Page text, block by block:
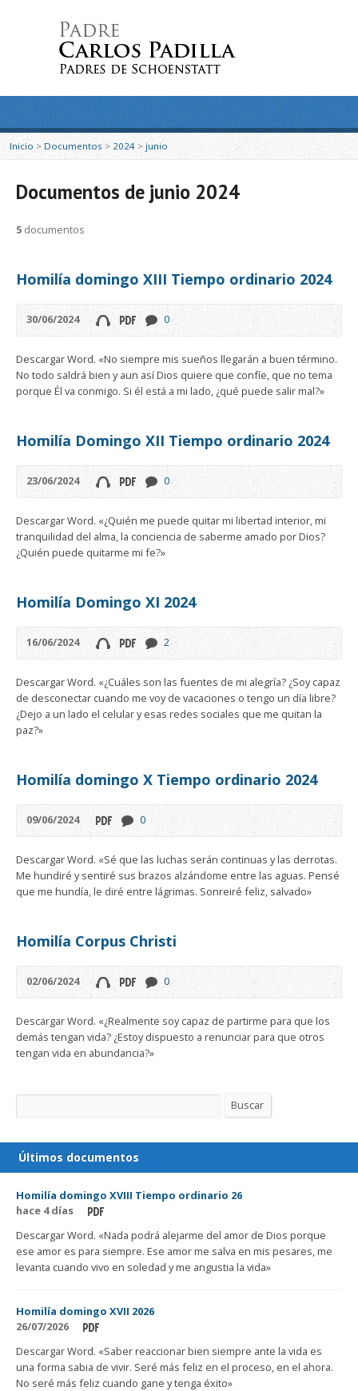
Inicio >Documentos> 2024 > junio
Documentos de junio 2024
5 documentos
Homilía domingo XIII Tiempo ordinario 2024
30/06/2024 0
Descargar Word. «No siempre mis sueños llegarán a buen término.
No todo saldrá bien y aun así Dios quiere que confíe, que no tema
porque Él va conmigo. Si él está a mi lado, ¿qué puede salir mal?»
Homilía Domingo XII Tiempo ordinario 2024
23/06/2024 0
Descargar Word. «¿Quién me puede quitar mi libertad interior, mi
tranquilidad del alma, la conciencia de saberme amado por Dios?
¿Quién puede quitarme mi fe?»
Homilía Domingo XI 2024
16/06/2024 2
Descargar Word. «¿Cuáles son las fuentes de mi alegría? ¿Soy capaz
de desconectar cuando me voy de vacaciones o tengo un día libre?
¿Dejo a un lado el celular y esas redes sociales que me quitan la
paz?»
Homilía domingo X Tiempo ordinario 2024
09/06/2024 0
Descargar Word. «Sé que las luchas serán continuas y las derrotas.
Me hundiré y sentiré sus brazos alzándome entre las aguas. Pensé
que me hundía, le diré entre lágrimas. Sonreiré feliz, salvado»
Homilía Corpus Christi
02/06/2024 0
Descargar Word. «¿Realmente soy capaz de partirme para que los
demás tengan vida? ¿Estoy dispuesto a renunciar para que otros
tengan vida en abundancia?»
Buscar Buscar
Últimos documentos
Homilía domingo XVIII Tiempo ordinario 26
hace 4 días
Descargar Word. «Nada podrá alejarme del amor de Dios porque
ese amor es para siempre. Ese amor me salva en mis pesares, me
levanta cuando vivo en soledad y me angustia la vida»
Homilía domingo XVII 2026
26/07/2026
Descargar Word. «Saber reaccionar bien siempre ante la vida es
una forma sabia de vivir. Seré más feliz en el proceso, en el ahora.
No seré más feliz cuando gane y tenga éxito»